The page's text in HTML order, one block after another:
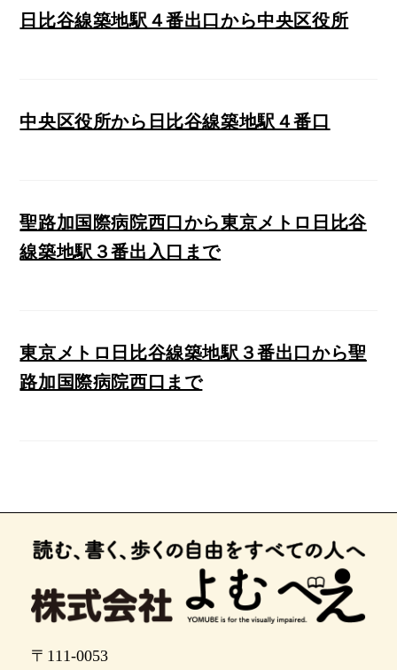
日比谷線築地駅４番出口から中央区役所
中央区役所から日比谷線築地駅４番口
聖路加国際病院西口から東京メトロ日比谷
線築地駅３番出入口まで
東京メトロ日比谷線築地駅３番出口から聖
路加国際病院西口まで
〒111-0053